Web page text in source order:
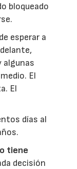
bloqueado
esperar a
algunas
El
El
días al
tiene
decisión